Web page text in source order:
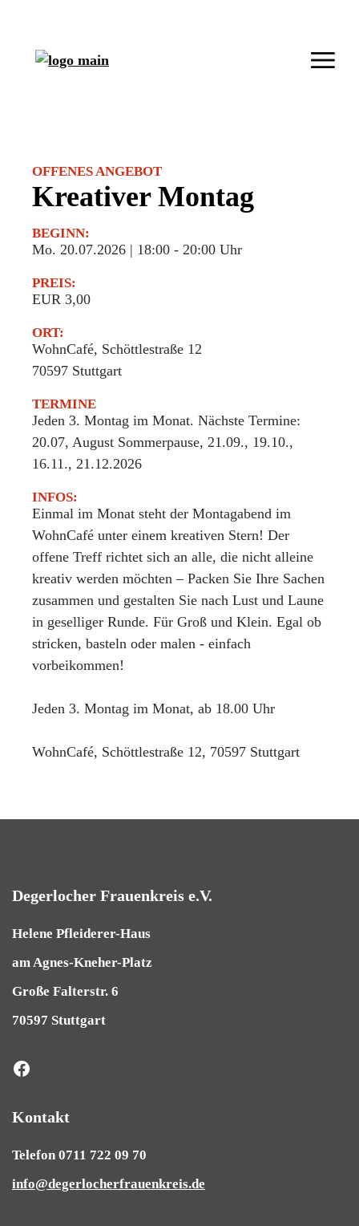
OFFENES ANGEBOT
Kreativer Montag
BEGINN:
Mo. 20.07.2026 | 18:00 -20:00 Uhr
PREIS:
EUR 3,00
ORT:
WohnCafé, Schöttlestraße 12
70597 Stuttgart
TERMINE
Jeden 3. Montag im Monat. Nächste Termine:
20.07, August Sommerpause, 21.09., 19.10.,
16.11., 21.12.2026
INFOS:
Einmal im Monat steht der Montagabend im
WohnCafé unter einem kreativen Stern! Der
offene Treff richtet sich an alle, die nicht alleine
kreativ werden möchten – Packen Sie Ihre Sachen
zusammen und gestalten Sie nach Lust und Laune
in geselliger Runde. Für Groß und Klein. Egal ob
stricken, basteln oder malen - einfach
vorbeikommen!
Jeden 3. Montag im Monat, ab 18.00 Uhr
WohnCafé, Schöttlestraße 12, 70597 Stuttgart
Degerlocher Frauenkreis e.V.
Helene Pfleiderer-Haus
am Agnes-Kneher-Platz
Große Falterstr. 6
70597 Stuttgart
Kontakt
Telefon 0711 722 09 70
info@degerlocherfrauenkreis.de